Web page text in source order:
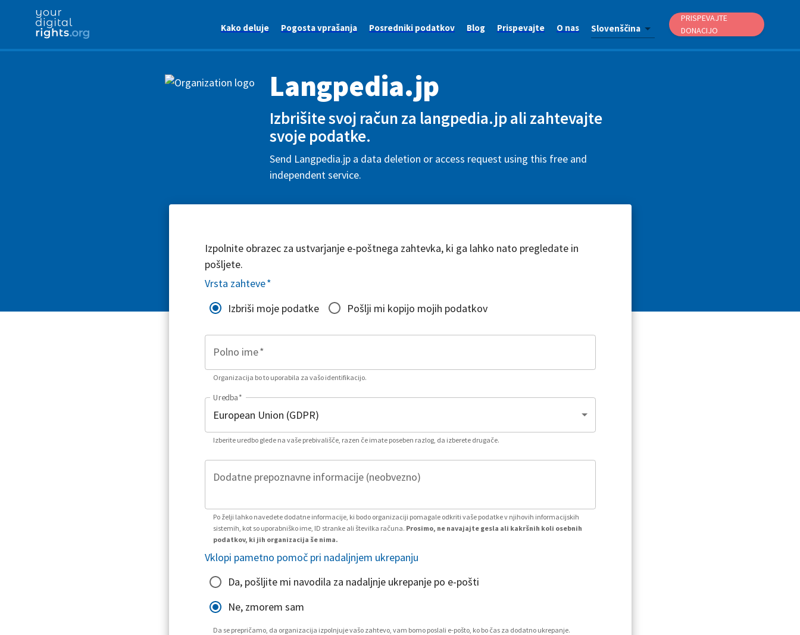
Kako deluje Pogosta vprašanja Posredniki podatkov Blog Prispevajte O nas Slovenščina
PRISPEVAJTE
DONACIJO
Langpedia.jp
Izbrišite svoj račun za langpedia.jp ali zahtevajte
svoje podatke.
Send Langpedia.jp a data deletion or access request using this free and
independent service.
Izpolnite obrazec za ustvarjanje e-poštnega zahtevka, ki ga lahko nato pregledate in
pošljete.
Vrsta zahteve*
Izbriši moje podatke
Pošlji mi kopijo mojih podatkov
Polno ime*
Organizacija bo to uporabila za vašo identifikacijo.
Uredba*
Izberite uredbo glede na vaše prebivališče, razen če imate poseben razlog, da izberete drugače.
Dodatne prepoznavne informacije (neobvezno)
Po želji lahko navedete dodatne informacije, ki bodo organizaciji pomagale odkriti vaše podatke v njihovih informacijskih
sistemih, kot so uporabniško ime, ID stranke ali številka računa. Prosimo, ne navajajte gesla ali kakršnih koli osebnih
podatkov, ki jih organizacija še nima.
Vklopi pametno pomoč pri nadaljnjem ukrepanju
Da, pošljite mi navodila za nadaljnje ukrepanje po e-pošti
Ne, zmorem sam
Da se prepričamo, da organizacija izpolnjuje vašo zahtevo, vam bomo poslali e-pošto, ko bo čas za dodatno ukrepanje.